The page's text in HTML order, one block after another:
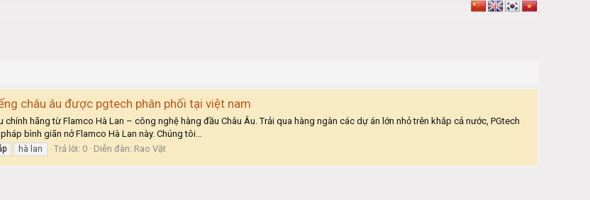
châu âu được pgtech phân phối tại việt nam
hãng từ Flamco Hà Lan – công nghệ hàng đầu Châu Âu. Trải qua hàng ngàn các dự án lớn nhỏ trên khắp cả nước, PGtech
bình giãn nở Flamco Hà Lan này. Chúng tôi...
hà lan Trả lời: 0 Diễn đàn: Rao Vặt